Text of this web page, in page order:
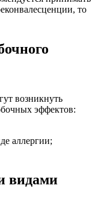
то
возникнуть
эффектов:
аллергии;
видами